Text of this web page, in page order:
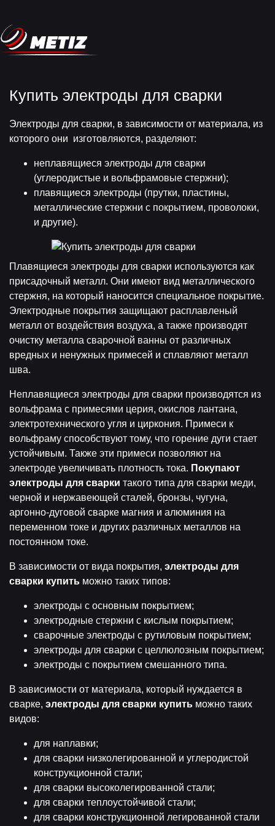
Купить электроды для сварки
Электроды для сварки, в зависимости от материала, из
которого они изготовляются, разделяют:
неплавящиеся электроды для сварки
(углеродистые и вольфрамовые стержни);
плавящиеся электроды (прутки, пластины,
металлические стержни с покрытием, проволоки,
и другие).
Плавящиеся электроды для сварки используются как
присадочный металл. Они имеют вид металлического
стержня, на который наносится специальное покрытие.
Электродные покрытия защищают расплавленый
металл от воздействия воздуха, а также производят
очистку металла сварочной ванны от различных
вредных и ненужных примесей и сплавляют металл
шва.
Неплавящиеся электроды для сварки производятся из
вольфрама с примесями церия, окислов лантана,
электротехнического угля и циркония. Примеси к
вольфраму способствуют тому, что горение дуги стает
устойчивым. Также эти примеси позволяют на
электроде увеличивать плотность тока. Покупают
электроды для сварки такого типа для сварки меди,
черной и нержавеющей сталей, бронзы, чугуна,
аргонно-дуговой сварке магния и алюминия на
переменном токе и других различных металлов на
постоянном токе.
В зависимости от вида покрытия, электроды для
сварки купить можно таких типов:
электроды с основным покрытием;
электродные стержни с кислым покрытием;
сварочные электроды с рутиловым покрытием;
электроды для сварки с целлюлозным покрытием;
электроды с покрытием смешанного типа.
В зависимости от материала, который нуждается в
сварке, электроды для сварки купить можно таких
видов:
для наплавки;
для сварки низколегированной и углеродистой
конструкционной стали;
для сварки высоколегированной стали;
для сварки теплоустойчивой стали;
для сварки конструкционной легированной стали